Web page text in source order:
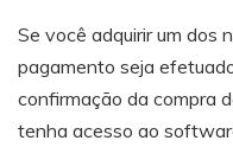
Se você adquirir um dos
pagamento seja
confirmação da compra
tenha acesso ao